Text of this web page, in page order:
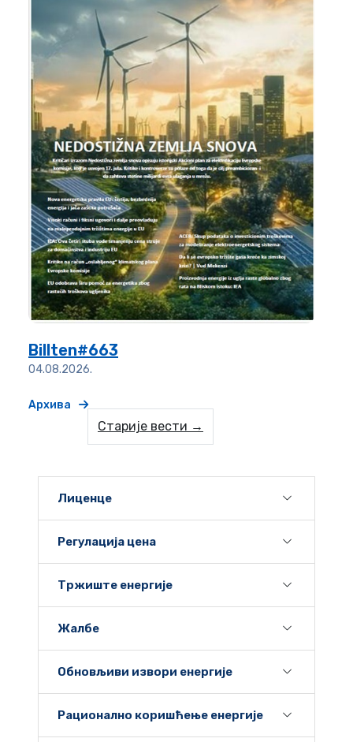
Billten#663
04.08.2026.
Архива
Старије вести →
Лиценце
Регулација цена
Тржиште енергије
Жалбе
Обновљиви извори енергије
Рационално коришћење енергије